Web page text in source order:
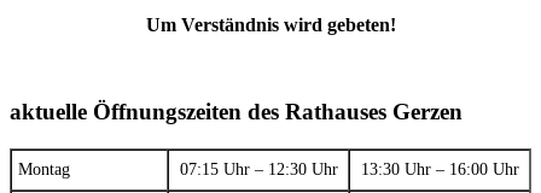
Um Verständnis wird gebeten!
aktuelle Öffnungszeiten des Rathauses Gerzen
Montag 07:15 Uhr – 12:30 Uhr 13:30 Uhr – 16:00 Uhr